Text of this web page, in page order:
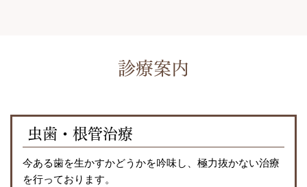
診療案内
虫歯・根管治療
今ある歯を生かすかどうかを吟味し、極力抜かない治療
を行っております。